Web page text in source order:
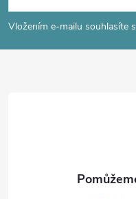
pVložením e-mailu souhlasíte s